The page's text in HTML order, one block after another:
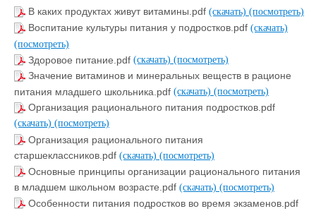
В каких продуктах живут витамины.pdf (скачать) (посмотреть)
Воспитание культуры питания у подростков.pdf (скачать)
(посмотреть)
Здоровое питание.pdf (скачать) (посмотреть)
Значение витаминов и минеральных веществ в рационе
питания младшего школьника.pdf (скачать) (посмотреть)
Организация рационального питания подростков.pdf
(скачать) (посмотреть)
Организация рационального питания
старшеклассников.pdf (скачать) (посмотреть)
Основные принципы организации рационального питания
в младшем школьном возрасте.pdf (скачать) (посмотреть)
Особенности питания подростков во время экзаменов.pdf